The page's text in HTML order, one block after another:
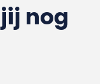
nog